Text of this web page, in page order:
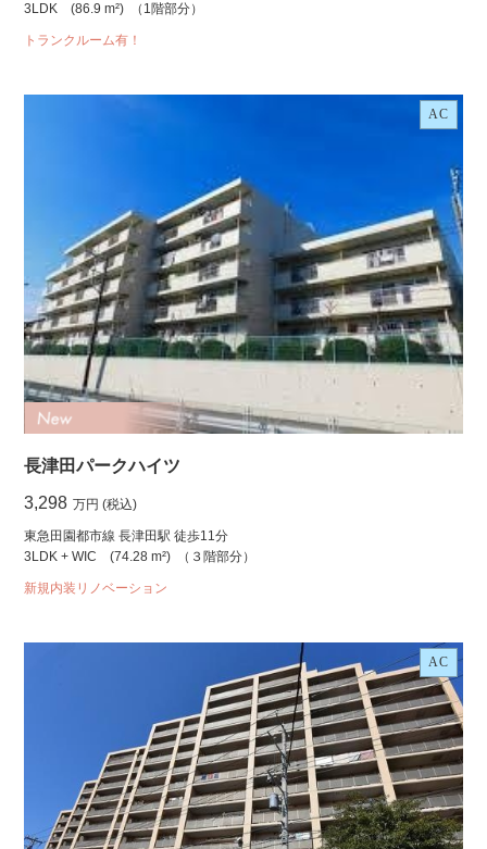
3LDK
(86.9 m²) （1階部分）
トランクルーム有！
AC
長津田パークハイツ
3,298 万円 (税込)
東急田園都市線 長津田駅 徒歩11分
3LDK + WIC
(74.28 m²) （３階部分）
新規内装リノベーション
AC